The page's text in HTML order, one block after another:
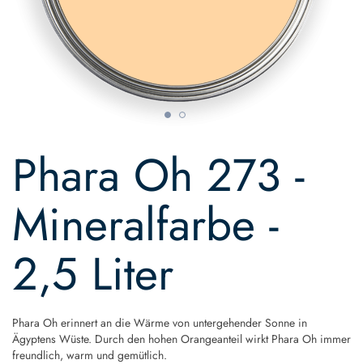
Phara Oh 273 -
Mineralfarbe -
2,5 Liter
Phara Oh erinnert an die Wärme von untergehender Sonne in
Ägyptens Wüste. Durch den hohen Orangeanteil wirkt Phara Oh immer
freundlich, warm und gemütlich.
the
beginning
the
images